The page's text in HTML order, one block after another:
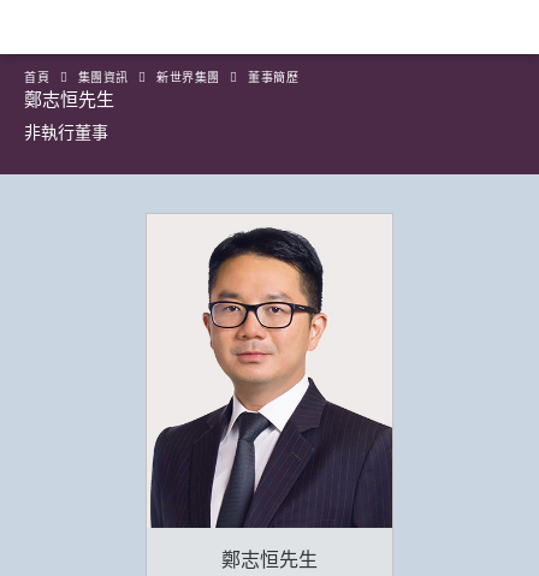
首頁 集團資訊 新世界集團 董事簡歷
鄭志恒先生
非執行董事
鄭志恒先生